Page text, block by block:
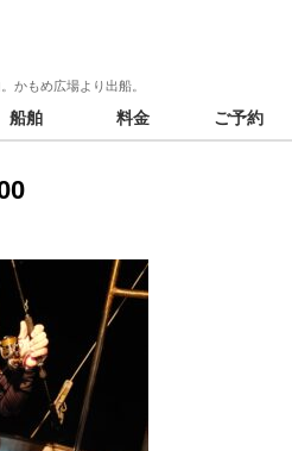
かもめ広場より出船。
船舶 料金 ご予約